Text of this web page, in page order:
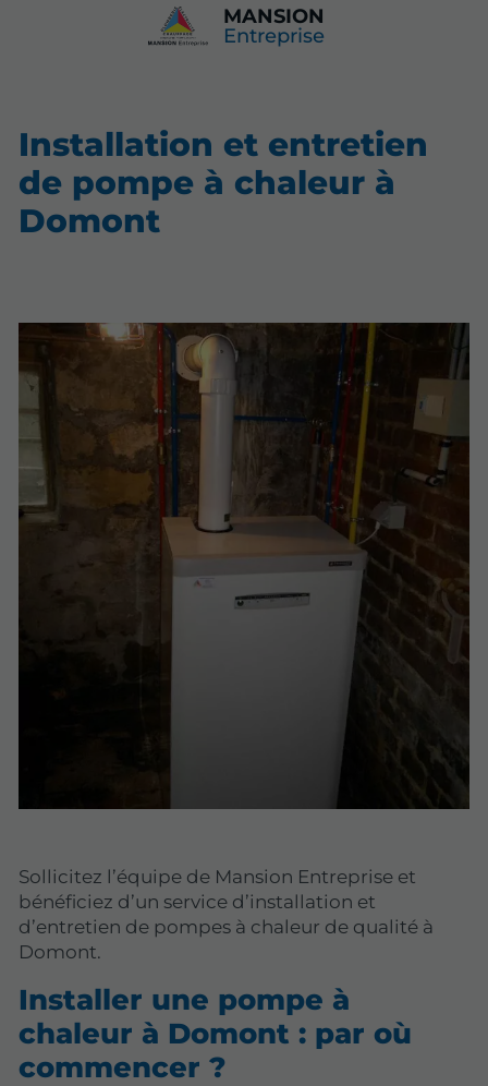
MANSION
Entreprise
Installation et entretien
de pompe à chaleur à
Domont
Sollicitez l’équipe de Mansion Entreprise et
bénéficiez d’un service d’installation et
d’entretien de pompes à chaleur de qualité à
Domont.
Installer une pompe à
chaleur à Domont : par où
commencer ?